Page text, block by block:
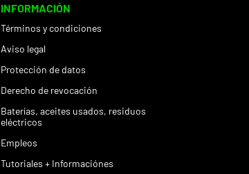
INFORMACIÓN
Términos y condiciones
Aviso legal
Protección de datos
Derecho de revocación
Baterías, aceites usados, residuos
eléctricos
Empleos
Tutoriales + Informaciónes